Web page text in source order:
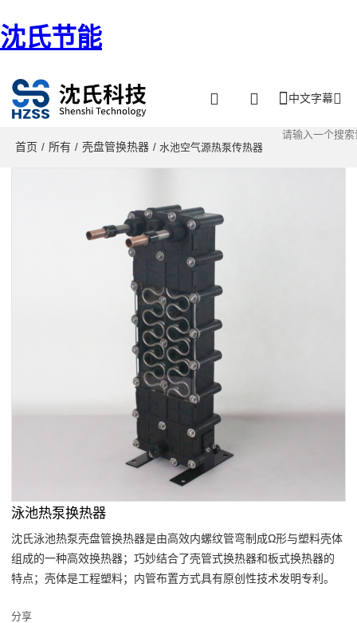
沈氏节能
中文字幕
首页 / 所有 / 壳盘管换热器 / 水池空气源热泵传热器
泳池热泵换热器
沈氏泳池热泵壳盘管换热器是由高效内螺纹管弯制成Ω形与塑料壳体
组成的一种高效换热器；巧妙结合了壳管式换热器和板式换热器的
特点；壳体是工程塑料；内管布置方式具有原创性技术发明专利。
分享